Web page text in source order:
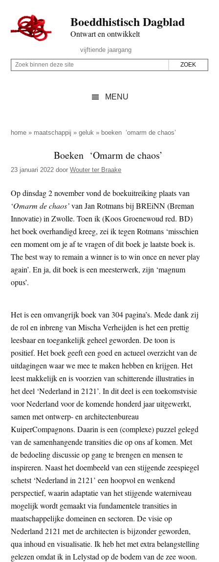
naar
de
inhoud
secondary
naar
de
sidebar
naar
de
Boeddhistisch Dagblad
Ontwart en ontwikkelt
Rechts
vijftiende jaargang
Z
p
z
e
s
i
t
e
Z
i
e
d
e
z
e
s
i
t
e
MENU
home » maatschappij »geluk » boeken ‘omarm de chaos’
Boeken ‘Omarm de chaos’
23 januari 2022 doorWouter ter Braake
Op dinsdag 2 november vond de boekuitreiking plaats van
‘Omarm de chaos’van Jan Rotmans bij BREiNN (Breman
Innovatie) in Zwolle. Toen ik (Koos Groenewoud red. BD)
het boek overhandigd kreeg, zei ik tegen Rotmans ‘misschien
een moment om je af te vragen of dit boek je laatste boek is.
The best way to remain a winner is to win once en never play
again’. En ja, dit boek is een meesterwerk, zijn ‘magnum
opus’.
Het is een omvangrijk boek van 304 pagina’s. Mede dank zij
de rol en inbreng van Mischa Verheijden is het een prettig
leesbaar en toegankelijk geheel geworden. De toon is
positief. Het boek geeft een goed en actueel overzicht van de
uitdagingen waar we mee te maken hebben en krijgen. Het
leest makkelijk en is voorzien van schitterende illustraties in
het deel ‘Nederland in 2121’. In dit deel is een toekomstvisie
voor Nederland voor de komende honderd jaar uitgewerkt,
samen met ontwerp- en architectenbureau
KuiperCompagnons. Daarin is een (complexe) puzzel gelegd
van de samenhangende transities die op ons af komen. Met
de bedoeling discussie op gang te brengen en mensen te
inspireren. Naast het doembeeld van een stijgende zeespiegel
schetst ‘Nederland in 2121’ een hoopvol en wenkend
perspectief, waarin adaptatie van het stijgende waterniveau
mogelijk wordt gemaakt via fundamentele transities in
maatschappelijke domeinen en sectoren. De visie op
Nederland 2121 met de architecten is bijzonder geworden,
qua inhoud en visualisatie. Ik heb het met extra belangstelling
gelezen omdat ik in Lelystad op de bodem van de zee woon.